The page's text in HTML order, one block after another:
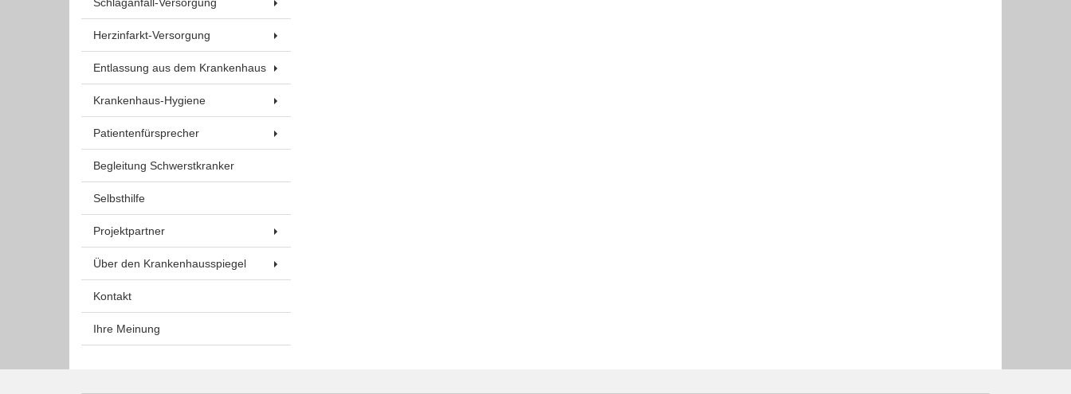
Herzinfarkt-Versorgung
Entlassung aus dem Krankenhaus
Krankenhaus-Hygiene
Patientenfürsprecher
Begleitung Schwerstkranker
Selbsthilfe
Projektpartner
Über den Krankenhausspiegel
Kontakt
Ihre Meinung